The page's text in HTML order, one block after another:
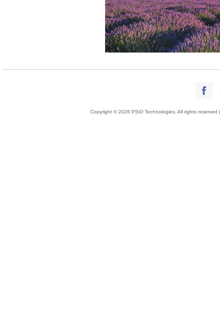
Copyright © 2026 PSiO Technologies. All rights reserved